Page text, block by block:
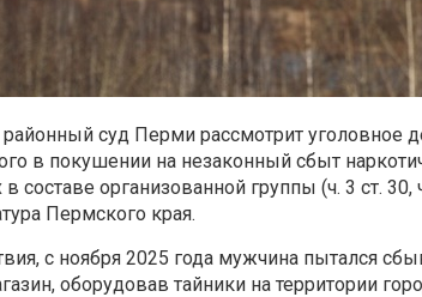
суд Перми рассмотрит уголовное
в покушении на незаконный сбыт
составе организованной группы (ч. 3 ст.
Пермского края.
с ноября 2025 года мужчина пытался
оборудовав тайники на территории